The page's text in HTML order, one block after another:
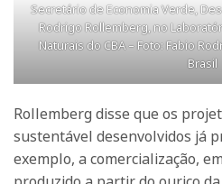
Secretário de Economia Verde,
Rodrigo Rollemberg, no
Naturais do CBA – Foto: Fabio
Brasil
Rollemberg disse que os
sustentável desenvolvidos já
exemplo, a comercialização,